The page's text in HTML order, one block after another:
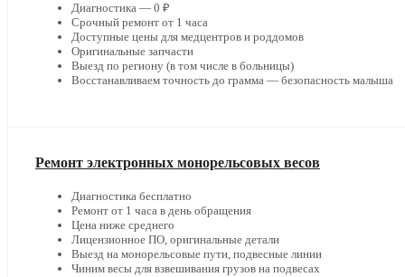
Диагностика — 0 ₽
Срочный ремонт от 1 часа
Доступные цены для медцентров и роддомов
Оригинальные запчасти
Выезд по региону (в том числе в больницы)
Восстанавливаем точность до грамма — безопасность малыша
Ремонт электронных монорельсовых весов
Диагностика бесплатно
Ремонт от 1 часа в день обращения
Цена ниже среднего
Лицензионное ПО, оригинальные детали
Выезд на монорельсовые пути, подвесные линии
Чиним весы для взвешивания грузов на подвесах